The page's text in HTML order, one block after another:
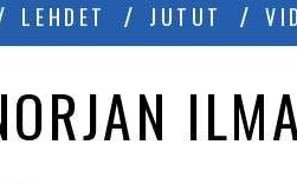
LEHDET JUTUT